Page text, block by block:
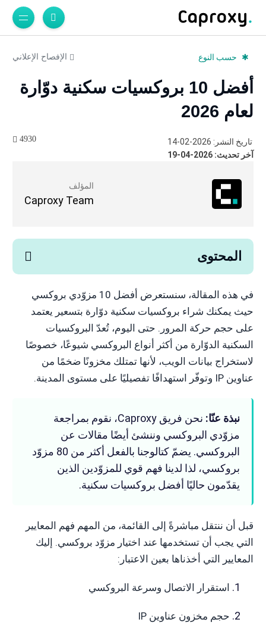
حسب النوع الإفصاح الإعلاني
أفضل 10 بروكسيات سكنية دوّارة
لعام 2026
المؤلف
Caproxy Team
تاريخ النشر: 2026-02-14
آخر تحديث: 2026-04-19
4930
المحتوى
في هذه المقالة، سنستعرض أفضل 10 مزوّدي بروكسي
حيث يمكنك شراء بروكسيات سكنية دوّارة بتسعير يعتمد
على حجم حركة المرور. حتى اليوم، تُعدّ البروكسيات
السكنية الدوّارة من أكثر أنواع البروكسي شيوعًا، خصوصًا
لاستخراج بيانات الويب، لأنها تمتلك مخزونًا ضخمًا من
عناوين IP وتوفّر استهدافًا تفصيليًا على مستوى المدينة.
نبذة عنّا:
نحن فريق Caproxy، نقوم بمراجعة
مزوّدي البروكسي وننشئ أيضًا مقالات عن
البروكسي. يضمّ كتالوجنا بالفعل أكثر من 80 مزوّد
بروكسي، لذا لدينا فهم قوي للمزوّدين الذين
يقدّمون حاليًا أفضل بروكسيات سكنية.
قبل أن ننتقل مباشرةً إلى القائمة، من المهم فهم المعايير
التي يجب أن تستخدمها عند اختيار مزوّد بروكسي. إليك
المعايير التي أخذناها بعين الاعتبار:
استقرار الاتصال وسرعة البروكسي
حجم مخزون عناوين IP